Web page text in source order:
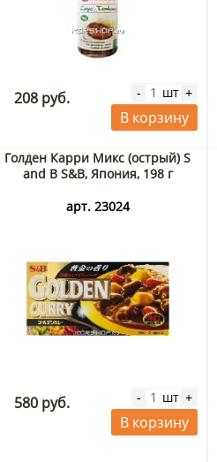
208 руб. - шт +
В корзину
Голден Карри Микс (острый) S
and B S&B, Япония, 198 г
арт. 23024
580 руб. - шт +
В корзину